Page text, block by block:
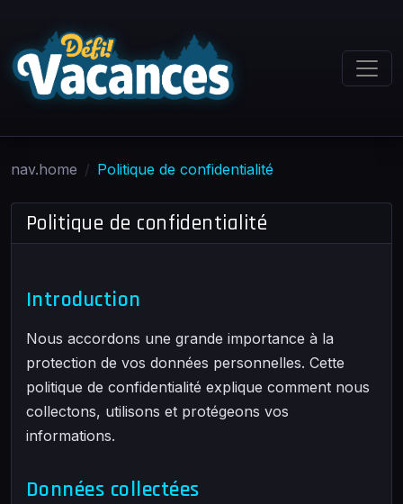
nav.home Politique de confidentialité
Politique de confidentialité
Introduction
Nous accordons une grande importance à la
protection de vos données personnelles. Cette
politique de confidentialité explique comment nous
collectons, utilisons et protégeons vos
informations.
Données collectées